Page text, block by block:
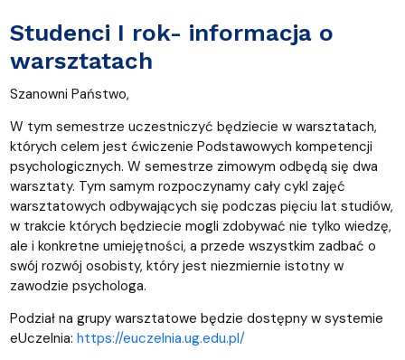
Studenci I rok- informacja o
warsztatach
Szanowni Państwo,
W tym semestrze uczestniczyć będziecie w warsztatach,
których celem jest ćwiczenie Podstawowych kompetencji
psychologicznych. W semestrze zimowym odbędą się dwa
warsztaty. Tym samym rozpoczynamy cały cykl zajęć
warsztatowych odbywających się podczas pięciu lat studiów,
w trakcie których będziecie mogli zdobywać nie tylko wiedzę,
ale i konkretne umiejętności, a przede wszystkim zadbać o
swój rozwój osobisty, który jest niezmiernie istotny w
zawodzie psychologa.
Podział na grupy warsztatowe będzie dostępny w systemie
eUczelnia: https://euczelnia.ug.edu.pl/